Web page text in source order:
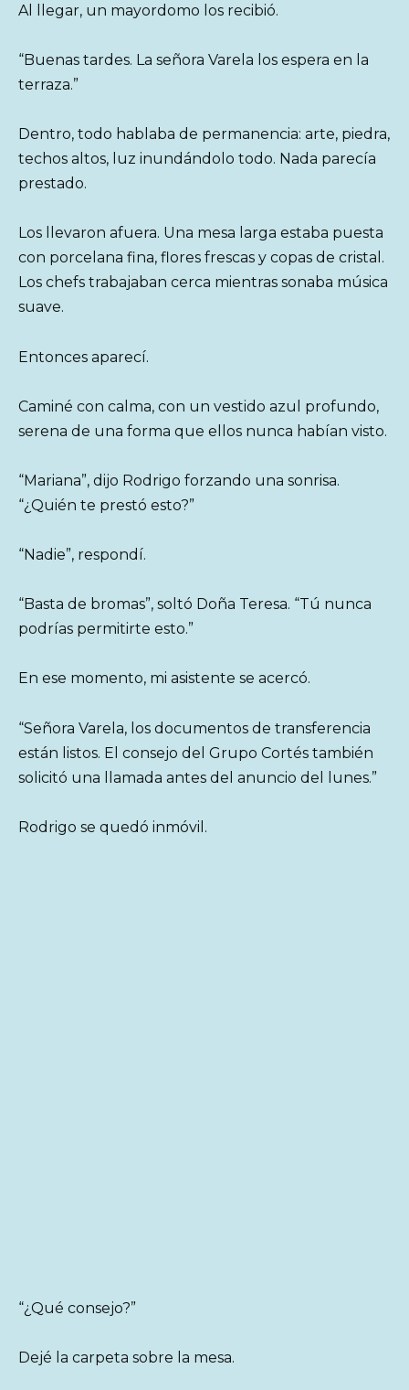
Al llegar, un mayordomo los recibió.
“Buenas tardes. La señora Varela los espera en la
terraza.”
Dentro, todo hablaba de permanencia: arte, piedra,
techos altos, luz inundándolo todo. Nada parecía
prestado.
Los llevaron afuera. Una mesa larga estaba puesta
con porcelana fina, flores frescas y copas de cristal.
Los chefs trabajaban cerca mientras sonaba música
suave.
Entonces aparecí.
Caminé con calma, con un vestido azul profundo,
serena de una forma que ellos nunca habían visto.
“Mariana”, dijo Rodrigo forzando una sonrisa.
“¿Quién te prestó esto?”
“Nadie”, respondí.
“Basta de bromas”, soltó Doña Teresa. “Tú nunca
podrías permitirte esto.”
En ese momento, mi asistente se acercó.
“Señora Varela, los documentos de transferencia
están listos. El consejo del Grupo Cortés también
solicitó una llamada antes del anuncio del lunes.”
Rodrigo se quedó inmóvil.
“¿Qué consejo?”
Dejé la carpeta sobre la mesa.